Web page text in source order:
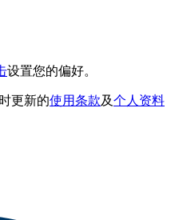
设置您的偏好。
更新的使用条款及个人资料